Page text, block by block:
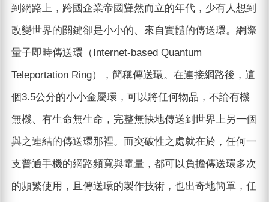
到網路上，跨國企業帝國聳然而立的年代，少有人想到
改變世界的關鍵卻是小小的、來自實體的傳送環。網際
量子即時傳送環（Internet-based Quantum
Teleportation Ring），簡稱傳送環。在連接網路後，這
個3.5公分的小小金屬環，可以將任何物品，不論有機
無機、有生命無生命，完整無缺地傳送到世界上另一個
與之連結的傳送環那裡。而突破性之處就在於，任何一
支普通手機的網路頻寬與電量，都可以負擔傳送環多次
的頻繁使用，且傳送環的製作技術，也出奇地簡單，任